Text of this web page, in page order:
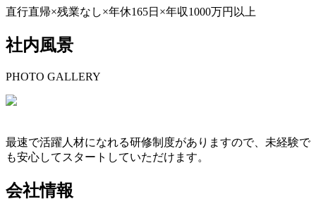
直行直帰×残業なし×年休165日×年収1000万円以上
社内風景
PHOTO GALLERY
最速で活躍人材になれる研修制度がありますので、未経験で
も安心してスタートしていただけます。
会社情報